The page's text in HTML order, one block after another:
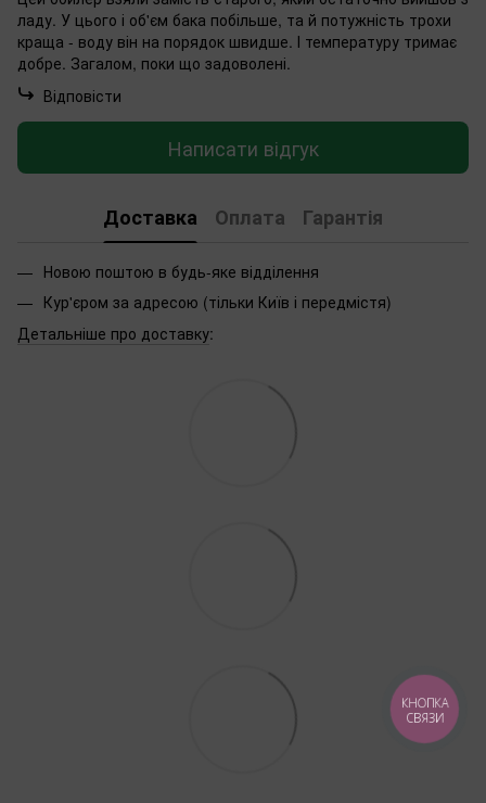
ладу. У цього і об'єм бака побільше, та й потужність трохи
краща - воду він на порядок швидше. І температуру тримає
добре. Загалом, поки що задоволені.
Відповісти
Написати відгук
Доставка Оплата Гарантія
Новою поштою в будь-яке відділення
Кур'єром за адресою (тільки Київ і передмістя)
Детальніше про доставку:
КНОПКА
СВЯЗИ